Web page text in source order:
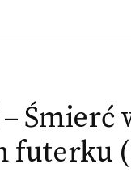
Śmierć
futerku